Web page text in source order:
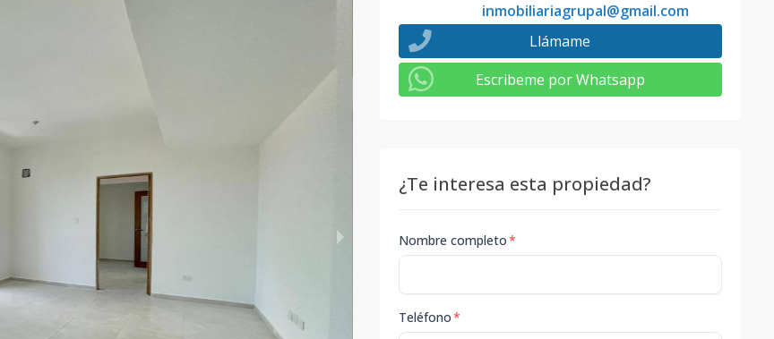
inmobiliariagrupal@gmail.com
Llámame
Escribeme por Whatsapp
¿Te interesa esta propiedad?
Nombre completo*
Teléfono*